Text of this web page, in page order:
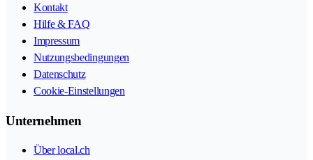
Kontakt
Hilfe & FAQ
Impressum
Nutzungsbedingungen
Datenschutz
Cookie-Einstellungen
Unternehmen
Über local.ch